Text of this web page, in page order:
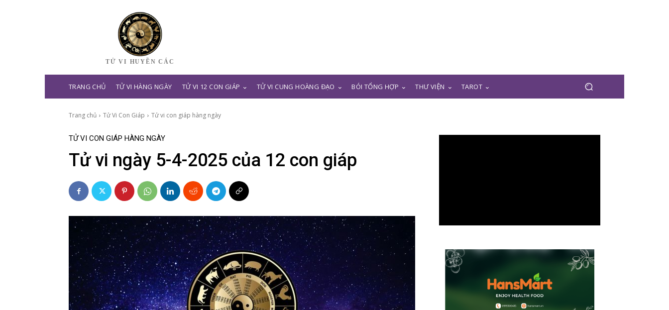
TỬ VI HUYỀN CÁC
TRANG CHỦ TỬ VI HÀNG NGÀY TỬ VI 12 CON GIÁP TỬ VI CUNG HOÀNG ĐẠO BÓI TỔNG HỢP THƯ VIỆN TAROT
Trang chủ Tử Vi Con Giáp Tử vi con giáp hàng ngày
TỬ VI CON GIÁP HÀNG NGÀY
Tử vi ngày 5-4-2025 của 12 con giáp